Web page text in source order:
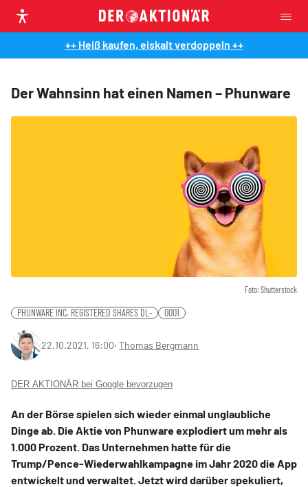
++ Heiß kaufen, eiskalt verdoppeln ++
Der Wahnsinn hat einen Namen – Phunware
Foto: Shutterstock
PHUNWARE INC. REGISTERED SHARES DL- 0001
22.10.2021, 16:00‧ Thomas Bergmann
DER AKTIONÄR bei Google bevorzugen
An der Börse spielen sich wieder einmal unglaubliche
Dinge ab. Die Aktie von Phunware explodiert um mehr als
1.000 Prozent. Das Unternehmen hatte für die
Trump/Pence-Wiederwahlkampagne im Jahr 2020 die App
entwickelt und verwaltet. Jetzt wird darüber spekuliert,